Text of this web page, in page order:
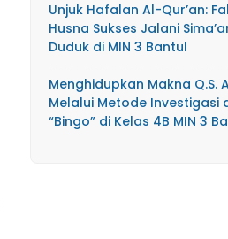
Unjuk Hafalan Al-Qur’an:
Husna Sukses Jalani
Duduk di MIN 3 Bantul
Menghidupkan Makna Q.S.
Melalui Metode Investigasi
“Bingo” di Kelas 4B MIN 3